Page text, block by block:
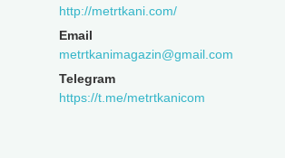
http://metrtkani.com/
metrtkanimagazin@gmail.com
https://t.me/metrtkanicom